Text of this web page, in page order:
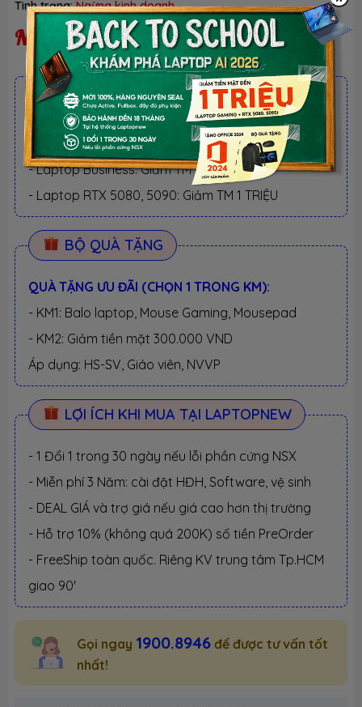
Tình trạng:Ngừng kinh doanh
Ngừng kinh doanh
ƯU ĐÃI TỐT NHẤT TRONG NĂM
BACK TO SCHOOL 2026.
Xem chi tiết
- Laptop văn phòng. Giảm TM 300K
- Laptop Business. Giảm TM 500K
- Laptop RTX 5080, 5090: Giảm TM 1 TRIỆU
BỘ QUÀ TẶNG
QUÀ TẶNG ƯU ĐÃI (CHỌN 1 TRONG KM):
- KM1: Balo laptop, Mouse Gaming, Mousepad
- KM2: Giảm tiền mặt 300.000 VND
Áp dụng: HS-SV, Giáo viên, NVVP
LỢI ÍCH KHI MUA TẠI LAPTOPNEW
- 1 Đổi 1 trong 30 ngày nếu lỗi phần cứng NSX
- Miễn phí 3 Năm: cài đặt HĐH, Software, vệ sinh
- DEAL GIÁ và trợ giá nếu giá cao hơn thị trường
- Hỗ trợ 10% (không quá 200K) số tiền PreOrder
- FreeShip toàn quốc. Riêng KV trung tâm Tp.HCM
giao 90'
Gọi ngay 1900.8946 để được tư vấn tốt
nhất!